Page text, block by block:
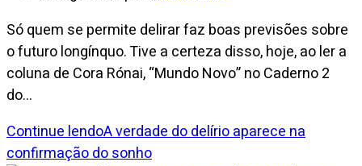
Só quem se permite delirar faz boas previsões sobre
o futuro longínquo. Tive a certeza disso, hoje, ao ler a
coluna de Cora Rónai, “Mundo Novo” no Caderno 2
do…
Continue lendoA verdade do delírio aparece na
confirmação do sonho